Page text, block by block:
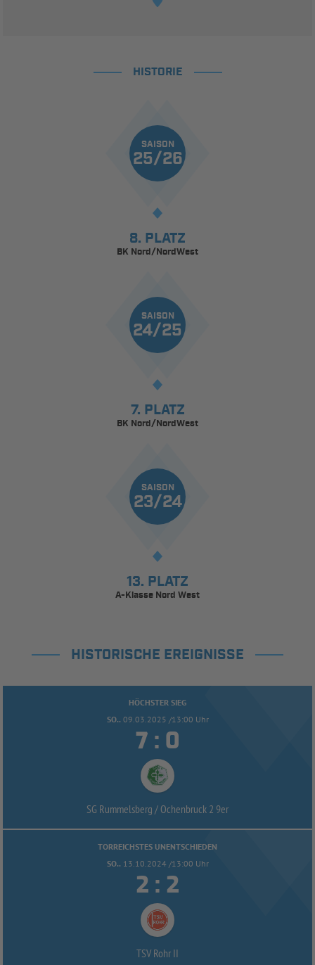
HISTORIE
SAISON
25/26
8. PLATZ
BK Nord/NordWest
SAISON
24/25
7. PLATZ
BK Nord/NordWest
SAISON
23/24
13. PLATZ
A-Klasse Nord West
HISTORISCHE EREIGNISSE
HÖCHSTER SIEG
SO.. 09.03.2025 /13:00 Uhr
 : 
SG Rummelsberg / Ochenbruck 2 9er
TORREICHSTES UNENTSCHIEDEN
SO.. 13.10.2024 /13:00 Uhr
 : 
TSV Rohr II